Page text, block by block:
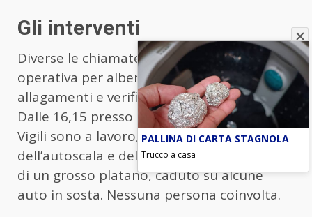
Gli interventi
Diverse le chiamate ricevute dalla sala
operativa per alberi e rami pericolanti,
allagamenti e verifiche di vario genere.
Dalle 16,15 presso Lungotevere Flaminio, i
Vigili sono a lavoro, con il supporto
dell’autoscala e dell’autogru alla rimozione
di un grosso platano, caduto su alcune
auto in sosta. Nessuna persona coinvolta.
PALLINA DI CARTA STAGNOLA
Trucco a casa